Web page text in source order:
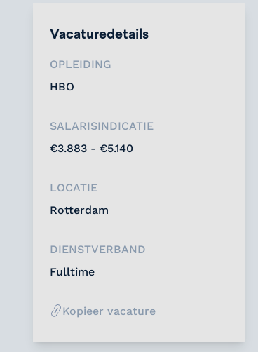
Vacaturedetails
OPLEIDING
HBO
SALARISINDICATIE
€3.883 - €5.140
LOCATIE
Rotterdam
DIENSTVERBAND
Fulltime
Kopieer vacature